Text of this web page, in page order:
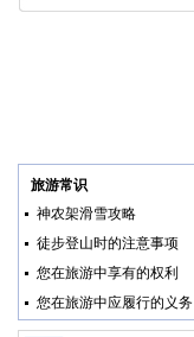
旅游常识
神农架滑雪攻略
徒步登山时的注意事项
您在旅游中享有的权利
您在旅游中应履行的义务